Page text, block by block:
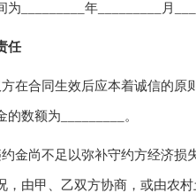
年_________月
任
合同生效后应本着诚信的原
数额为_________。
尚不足以弥补守约方经济损
，由甲、乙双方协商，或由农